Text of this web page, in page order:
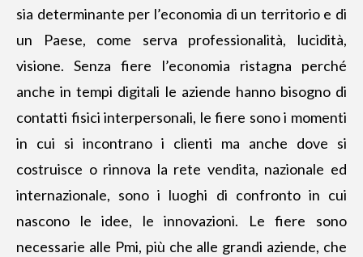
sia determinante per l’economia di un territorio e di
un Paese, come serva professionalità, lucidità,
visione. Senza fiere l’economia ristagna perché
anche in tempi digitali le aziende hanno bisogno di
contatti fisici interpersonali, le fiere sono i momenti
in cui si incontrano i clienti ma anche dove si
costruisce o rinnova la rete vendita, nazionale ed
internazionale, sono i luoghi di confronto in cui
nascono le idee, le innovazioni. Le fiere sono
necessarie alle Pmi, più che alle grandi aziende, che